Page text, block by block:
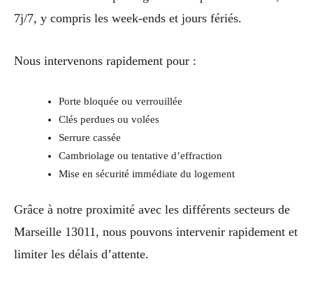
7j/7, y compris les week-ends et jours fériés.
Nous intervenons rapidement pour :
Porte bloquée ou verrouillée
Clés perdues ou volées
Serrure cassée
Cambriolage ou tentative d’effraction
Mise en sécurité immédiate du logement
Grâce à notre proximité avec les différents secteurs de
Marseille 13011, nous pouvons intervenir rapidement et
limiter les délais d’attente.